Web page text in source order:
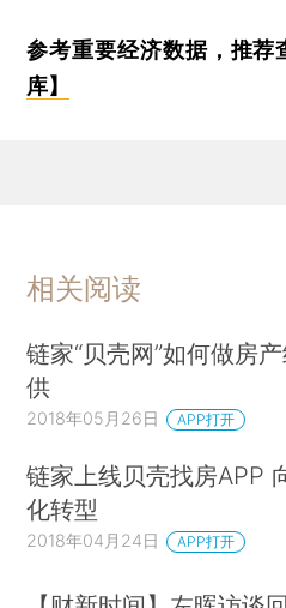
参考重要经济数据，推荐
库】
相关阅读
链家“贝壳网”如何做房
供
2018年05月26日 APP打开
链家上线贝壳找房APP
化转型
2018年04月24日 APP打开